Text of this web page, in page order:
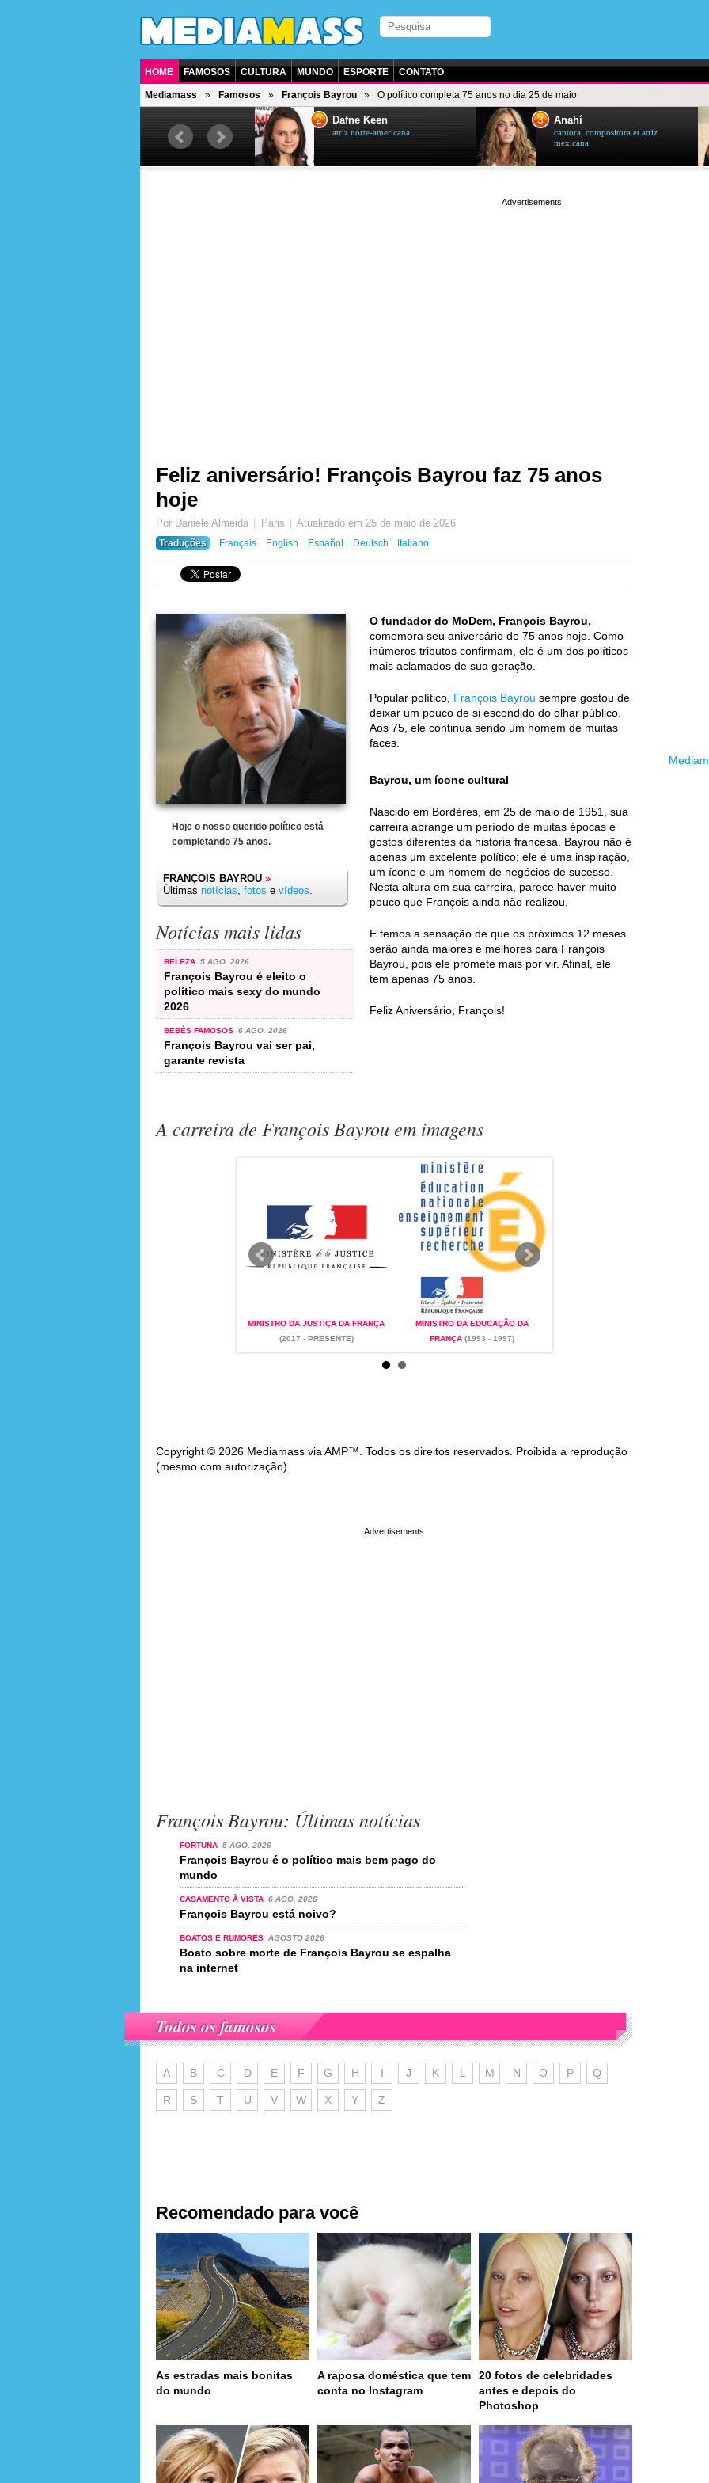
HOME FAMOSOS CULTURA MUNDO ESPORTE CONTATO
Mediamass Famosos François Bayrou O político completa 75 anos no dia 25 de maio
2 Dafne Keen
atriz norte-americana
3 Anahí
cantora, compositora et atriz
mexicana
Feliz aniversário! François Bayrou faz 75 anos
hoje
Por Daniele Almeida Paris Atualizado em25 de maio de 2026
Traduções
Français English Español Deutsch Italiano
Hoje o nosso querido político está
completando 75 anos.
FRANÇOIS BAYROU »
Últimas notícias, fotos e vídeos.
Notícias mais lidas
BELEZA 5 AGO. 2026
François Bayrou é eleito o
político mais sexy do mundo
2026
BEBÉS FAMOSOS 6 AGO. 2026
François Bayrou vai ser pai,
garante revista
O fundador do MoDem, François Bayrou,
comemora seu aniversário de 75 anos hoje. Como
inúmeros tributos confirmam, ele é um dos políticos
mais aclamados de sua geração.
Popular político, François Bayrou sempre gostou de
deixar um pouco de si escondido do olhar público.
Aos 75, ele continua sendo um homem de muitas
faces.
Bayrou, um ícone cultural
Nascido em Bordères, em 25 de maio de 1951, sua
carreira abrange um período de muitas épocas e
gostos diferentes da história francesa. Bayrou não é
apenas um excelente político; ele é uma inspiração,
um ícone e um homem de negócios de sucesso.
Nesta altura em sua carreira, parece haver muito
pouco que François ainda não realizou.
E temos a sensação de que os próximos 12 meses
serão ainda maiores e melhores para François
Bayrou, pois ele promete mais por vir. Afinal, ele
tem apenas 75 anos.
Feliz Aniversário, François!
A carreira de François Bayrou em imagens
MINISTRO DA JUSTIÇA DA FRANÇA
(2017 - PRESENTE)
MINISTRO DA EDUCAÇÃO DA
FRANÇA (1993 - 1997)
Copyright © 2026 Mediamass via AMP™. Todos os direitos reservados. Proibida a reprodução
(mesmo com autorização).
François Bayrou: Últimas notícias
FORTUNA 5 AGO. 2026
François Bayrou é o político mais bem pago do
mundo
CASAMENTO À VISTA 6 AGO. 2026
François Bayrou está noivo?
BOATOS E RUMORES AGOSTO 2026
Boato sobre morte de François Bayrou se espalha
na internet
Todos os famosos
A B C D E F G H I J K L M N O P Q
R S T U V W X Y Z
Recomendado para você
As estradas mais bonitas
do mundo
A raposa doméstica que tem
conta no Instagram
20 fotos de celebridades
antes e depois do
Photoshop